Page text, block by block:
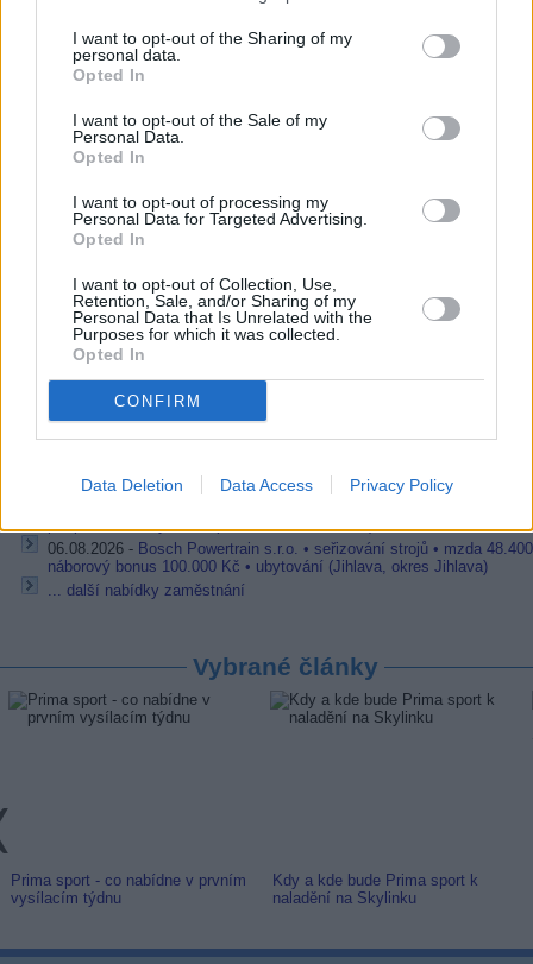
I want to opt-out of the Sharing of my
personal data.
Opted In
I want to opt-out of the Sale of my
Personal Data.
Opted In
I want to opt-out of processing my
Personal Data for Targeted Advertising.
Opted In
I want to opt-out of Collection, Use,
Retention, Sale, and/or Sharing of my
Personal Data that Is Unrelated with the
Purposes for which it was collected.
Opted In
CONFIRM
Data Deletion Data Access Privacy Policy
FACEBOOK
Přečtěte si také
Kabelové TV v ČAKK jsou připraveni jednat o zařazení DVB-T kanálů
DigitMobil 3 - mobilní DVB-T televize TechniSat
Pracovní nabídky
06.08.2026 - Bosch Powertrain s.r.o. Jihlava • CNC operátor• mzda
Kč • náborový bonus 50.000 Kč • příspěvek na ubytování (Jihlava,
06.08.2026 -Bosch Powertrain s.r.o. • montážní dělník • mzda 44.700
týdenní zálohy na mzdu 2.000 Kč (Jihlava, okres Jihlava)
48.400 Kč • náborový bonus 50.000 Kč • ubytování (Jihlava, okres
06.08.2026 - Bosch Powertrain s.r.o. • seřizování strojů • mzda
náborový bonus 100.000 Kč • ubytování (Jihlava, okres Jihlava)
... další nabídky zaměstnání
Vybrané články
Prima sport - co nabídne v prvním
vysílacím týdnu
Kdy a kde bude Prima sport k
naladění na Skylinku